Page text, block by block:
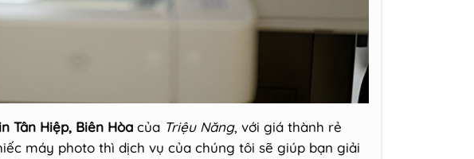
Tân Hiệp, Biên Hòa của Triệu Năng, với giá thành rẻ
máy photo thì dịch vụ của chúng tôi sẽ giúp bạn giải